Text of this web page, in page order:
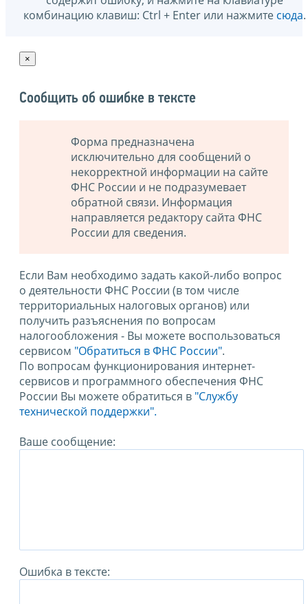
комбинацию клавиш: Ctrl + Enter или нажмите сюда.
×
Сообщить об ошибке в тексте
Форма предназначена
исключительно для сообщений о
некорректной информации на сайте
ФНС России и не подразумевает
обратной связи. Информация
направляется редактору сайта ФНС
России для сведения.
Если Вам необходимо задать какой-либо вопрос
о деятельности ФНС России (в том числе
территориальных налоговых органов) или
получить разъяснения по вопросам
налогообложения - Вы можете воспользоваться
сервисом "Обратиться в ФНС России".
По вопросам функционирования интернет-
сервисов и программного обеспечения ФНС
России Вы можете обратиться в "Службу
технической поддержки".
Ваше сообщение:
Ошибка в тексте: